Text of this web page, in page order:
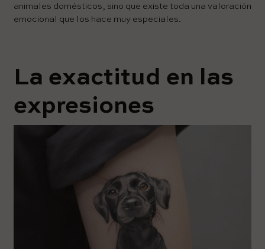
animales domésticos, sino que existe toda una valoración
emocional que los hace muy especiales.
La exactitud en las
expresiones